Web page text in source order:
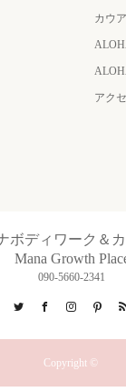
カウ
アク
ボディワーク＆
Mana Growth
090-5660-2341
Twitter
FacebookInstagram
Copyright ©